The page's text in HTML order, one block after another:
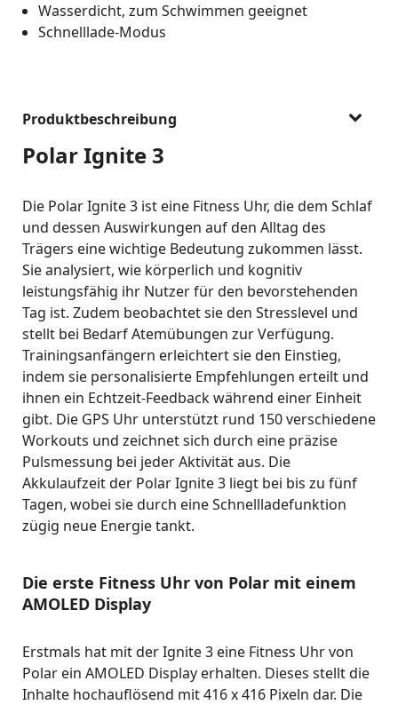
Wasserdicht, zum Schwimmen geeignet
Schnelllade-Modus
Produktbeschreibung
Polar Ignite 3
Die Polar Ignite 3 ist eine Fitness Uhr, die dem Schlaf
und dessen Auswirkungen auf den Alltag des
Trägers eine wichtige Bedeutung zukommen lässt.
Sie analysiert, wie körperlich und kognitiv
leistungsfähig ihr Nutzer für den bevorstehenden
Tag ist. Zudem beobachtet sie den Stresslevel und
stellt bei Bedarf Atemübungen zur Verfügung.
Trainingsanfängern erleichtert sie den Einstieg,
indem sie personalisierte Empfehlungen erteilt und
ihnen ein Echtzeit-Feedback während einer Einheit
gibt. Die GPS Uhr unterstützt rund 150 verschiedene
Workouts und zeichnet sich durch eine präzise
Pulsmessung bei jeder Aktivität aus. Die
Akkulaufzeit der Polar Ignite 3 liegt bei bis zu fünf
Tagen, wobei sie durch eine Schnellladefunktion
zügig neue Energie tankt.
Die erste Fitness Uhr von Polar mit einem
AMOLED Display
Erstmals hat mit der Ignite 3 eine Fitness Uhr von
Polar ein AMOLED Display erhalten. Dieses stellt die
Inhalte hochauflösend mit 416 x 416 Pixeln dar. Die